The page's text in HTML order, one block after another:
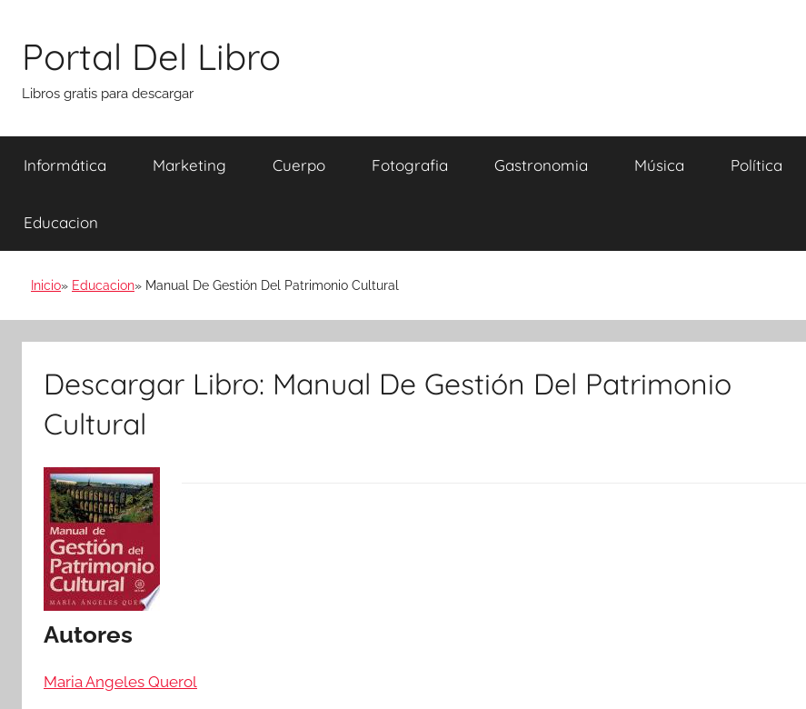
contenido
Portal Del Libro
Libros gratis para descargar
Informática Marketing Cuerpo Fotografia Gastronomia Música Política
Educacion
Inicio Educacion Manual De Gestión Del Patrimonio Cultural
Descargar Libro: Manual De Gestión Del Patrimonio
Cultural
Autores
Maria Angeles Querol